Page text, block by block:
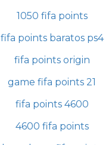
1050 fifa points
fifa points baratos ps4
fifa points origin
game fifa points 21
fifa points 4600
4600 fifa points